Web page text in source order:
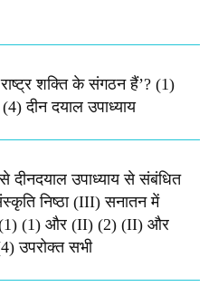
शक्ति के संगठन हैं’? (1)
दीन दयाल उपाध्याय
दीनदयाल उपाध्याय से संबंधित
निष्ठा (III) सनातन में
(1) (1) और (II) (2) (II) और
उपरोक्त सभी